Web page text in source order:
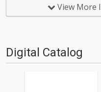
開催する。結成10年を迎えた
同時に、アルバムのリリース
View More
Digital Catalog